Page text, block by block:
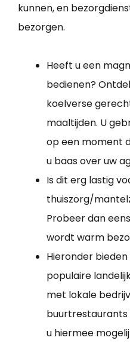
kunnen, en
bezorgen.
Heeft u een
bedienen?
koelverse
maaltijden. U
op een moment
u baas over uw
Is dit erg lastig
thuiszorg/
Probeer dan
wordt warm
Hieronder
populaire
met lokale
u hiermee